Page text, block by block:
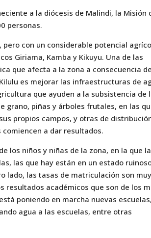
a la diócesis de Malindi, la Misión
personas.
con un considerable potencial
Giriama, Kamba y Kikuyu. Una de las
que afecta a la zona a consecuencia
es mejorar las infraestructuras de
que ayuden a la subsistencia de
grano, piñas y árboles frutales, en las
propios campos, y otras de
a dar resultados.
los niños y niñas de la zona, en la que la
las que hay están en un estado
lado, las tasas de matriculación son
resultados académicos que son de los
poniendo en marcha nuevas
agua a las escuelas, entre otras